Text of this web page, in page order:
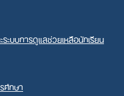
ะบบการดูแลช่วยเหลือนักเรียน
ศึกษา